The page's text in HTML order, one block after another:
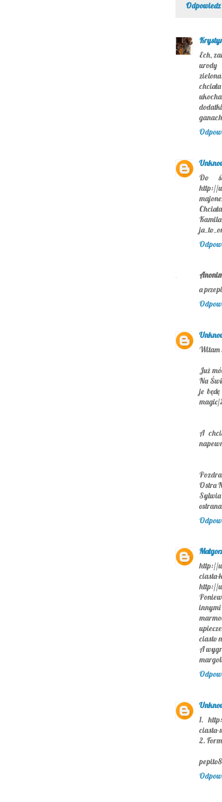
Odpowiedz
Ech,
urody
Do
http://
a
Witam
Już
Na
je
magic/
A
Ostra
Sylwia
http://
ciasta-
http://
ciasto
A
1.
ciasta-
2.